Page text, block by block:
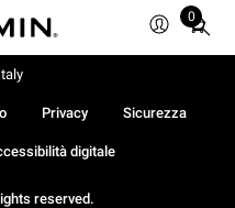
0
Total
reserved.
Privacy Sicurezza
digitale